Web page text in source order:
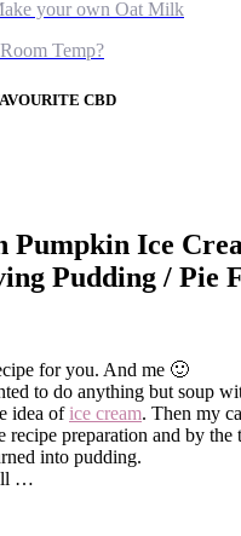
your own Oat Milk
Temp?
CBD
Pumpkin Ice
Pudding / Pie
for you. And me 🙂
to do anything but soup
idea of ice cream. Then my
preparation and by the
into pudding.
…